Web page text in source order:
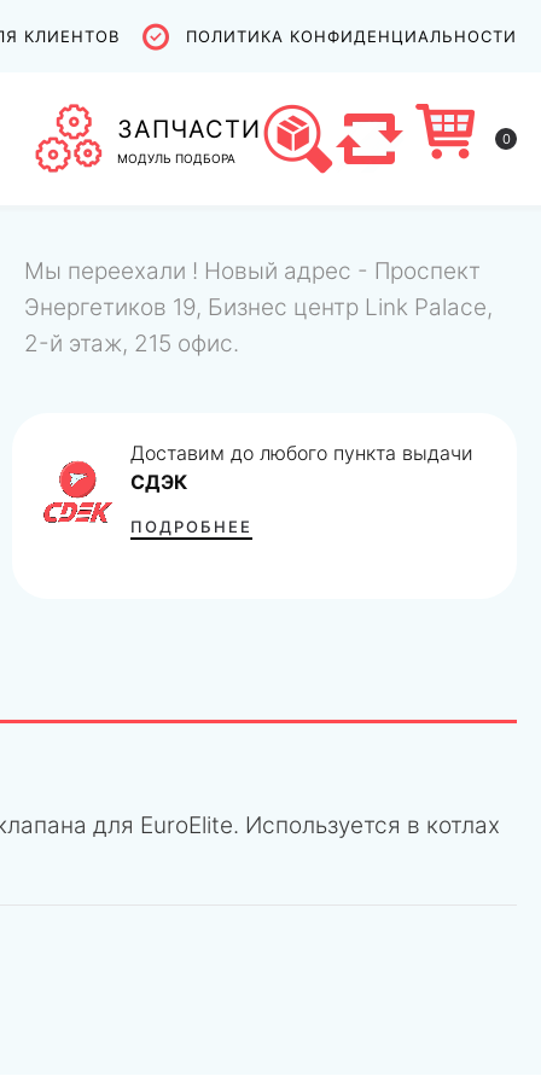
КЛИЕНТОВ ПОЛИТИКА КОНФИДЕНЦИАЛЬНОСТИ
ЗАПЧАСТИ
МОДУЛЬ ПОДБОРА
0
Мы переехали ! Новый адрес - Проспект
Энергетиков 19, Бизнес центр Link Palace,
2-й этаж, 215 офис.
Доставим до любого пункта выдачи
СДЭК
ПОДРОБНЕЕ
для EuroElite. Используется в котлах